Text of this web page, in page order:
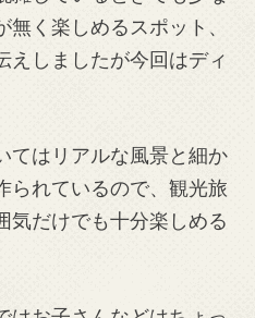
く楽しめるスポット、
えしましたが今回はディ
てはリアルな風景と細か
られているので、観光旅
気だけでも十分楽しめる